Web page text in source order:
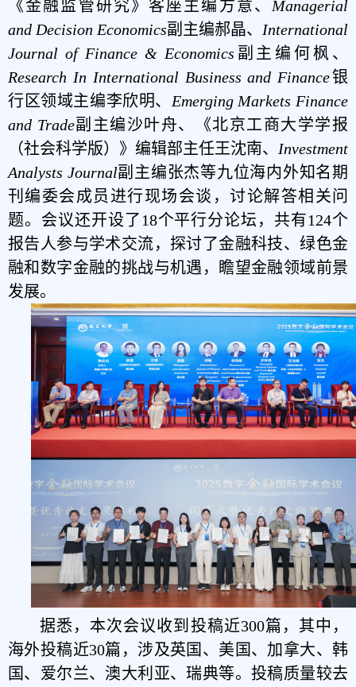
《金融监管研究》客座主编方意、 Managerial
and Decision Economics副主编郝晶、 International
Journal of Finance & Economics 副主编何枫、
Research In International Business and Finance银
行区领域主编李欣明、 Emerging Markets Finance
and Trade副主编沙叶舟、《北京工商大学学报
（社会科学版）》编辑部主任王沈南、 Investment
Analysts Journal副主编张杰等九位海内外知名期
刊编委会成员进行现场会谈，讨论解答相关问
题。会议还开设了18个平行分论坛，共有124个
报告人参与学术交流，探讨了金融科技、绿色金
融和数字金融的挑战与机遇，瞻望金融领域前景
发展。
据悉，本次会议收到投稿近300篇，其中，
海外投稿近30篇，涉及英国、美国、加拿大、韩
国、爱尔兰、澳大利亚、瑞典等。投稿质量较去